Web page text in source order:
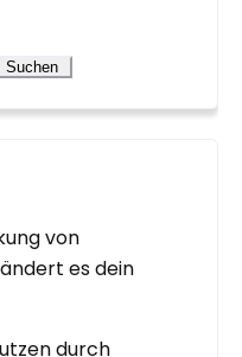
Suchen
von
es dein
durch